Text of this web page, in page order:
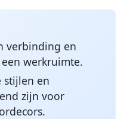
verbinding en
werkruimte.
stijlen en
zijn voor